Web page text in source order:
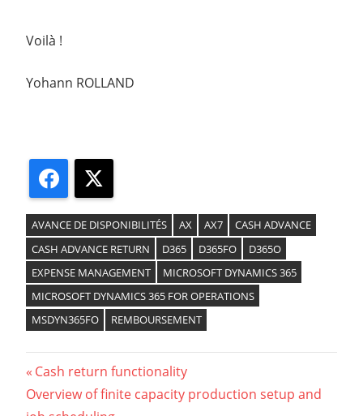
Voilà !
Yohann ROLLAND
Facebook
AVANCE DE DISPONIBILITÉS AX AX7
CASH ADVANCE
CASH ADVANCE RETURN
D365 D365FO
D365O
EXPENSE MANAGEMENT
MICROSOFT DYNAMICS 365
MICROSOFT DYNAMICS 365 FOR OPERATIONS
MSDYN365FO
REMBOURSEMENT
Navigation
Previous
Post:
Cash return functionality
Next
Overview of finite capacity production setup and